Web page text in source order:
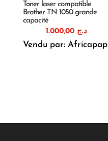
Toner laser compatible
Brother TN 1050 grande
capacité
د.ج
Vendu par: Africapap